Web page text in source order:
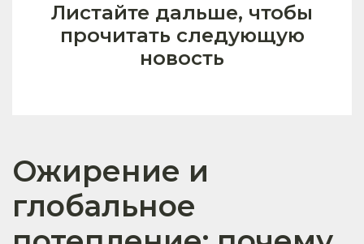
Листайте дальше, чтобы
прочитать следующую
новость
Ожирение и
глобальное